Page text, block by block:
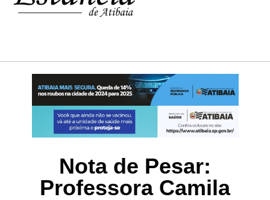
Nota de Pesar:
Professora Camila